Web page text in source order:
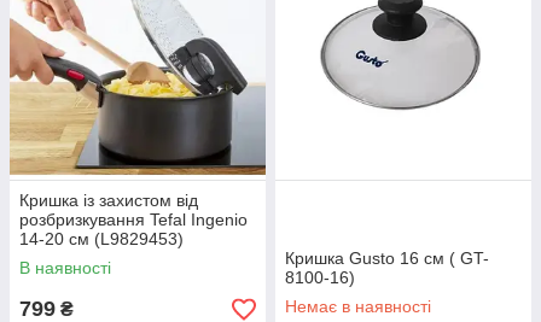
Кришка із захистом від
розбризкування Tefal Ingenio
14-20 см (L9829453)
В наявності
799 ₴
Кришка Gusto 16 см ( GT-
8100-16)
Немає в наявності